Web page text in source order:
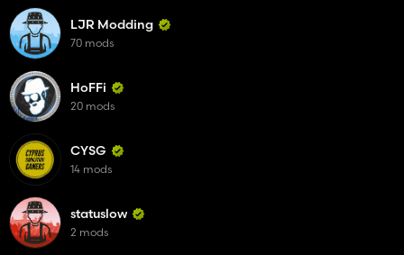
LJR Modding
70 mods
HoFFi
20 mods
CYSG
14 mods
statuslow
2 mods